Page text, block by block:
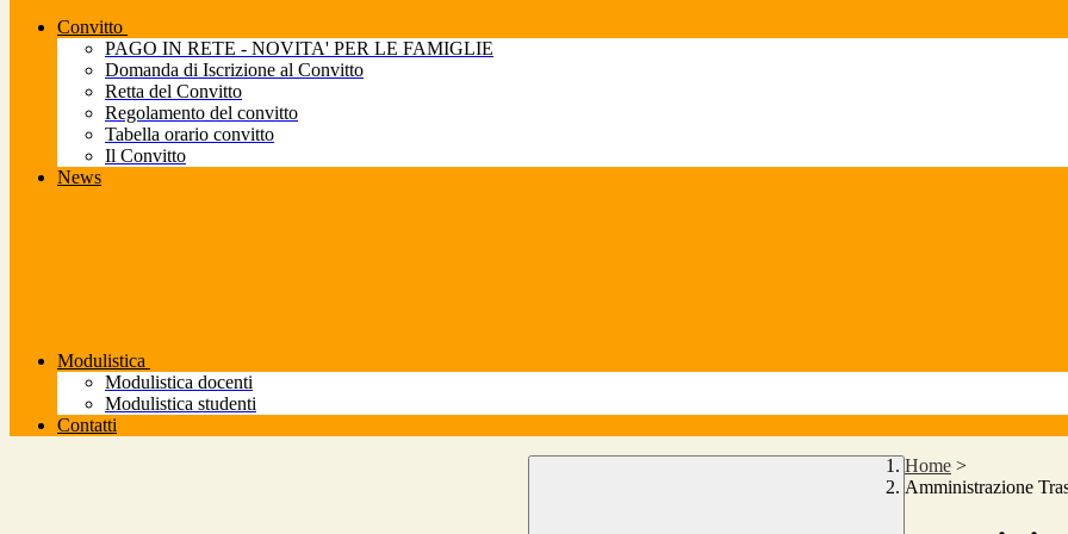
Convitto
PAGO IN RETE - NOVITA' PER LE FAMIGLIE
Domanda di Iscrizione al Convitto
Retta del Convitto
Regolamento del convitto
Tabella orario convitto
Il Convitto
News
Modulistica
Modulistica docenti
Modulistica studenti
Contatti
Home >
Amministrazione